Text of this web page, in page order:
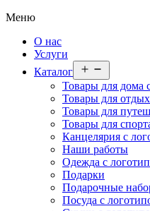
Меню
О нас
Услуги
Каталог
меню
Товары для дома
Товары для
Товары для
Товары для
Канцелярия с
Наши работы
Одежда с
Подарки
Подарочные
Посуда с